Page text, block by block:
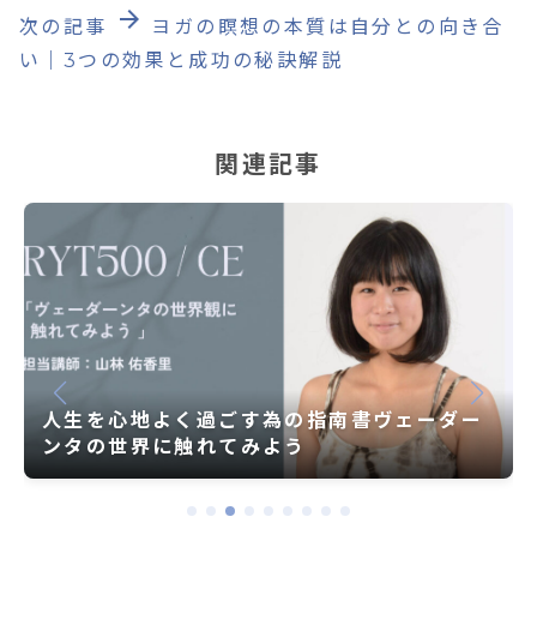
次の記事
arrow_forward
ヨガの瞑想の本質は自分との向き合
い｜3つの効果と成功の秘訣解説
関連記事
人生を心地よく過ごす為の指南書ヴェーダー
ンタの世界に触れてみよう